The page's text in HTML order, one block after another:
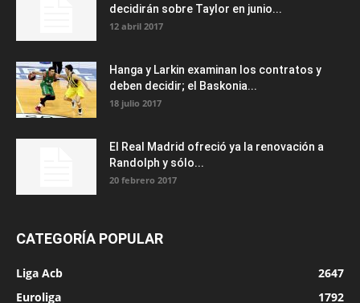
decidirán sobre Taylor en junio...
12 abril 2017
Hanga y Larkin examinan los contratos y
deben decidir; el Baskonia...
18 julio 2017
El Real Madrid ofreció ya la renovación a
Randolph y sólo...
20 febrero 2017
CATEGORÍA POPULAR
Liga Acb
2647
Euroliga
1792